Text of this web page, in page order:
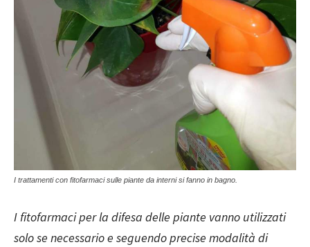
I trattamenti con fitofarmaci sulle piante da interni si fanno in bagno.
I fitofarmaci per la difesa delle piante vanno utilizzati
solo se necessario e seguendo precise modalità di